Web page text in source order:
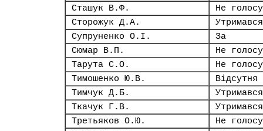
Сташук В.Ф.
Не
Сторожук Д.А.
Утримався
Супруненко О.І.
За
Сюмар В.П.
Не
Тарута С.О.
Не
Тимошенко Ю.В.
Відсутня
Тимчук Д.Б.
Утримався
Ткачук Г.В.
Утримався
Третьяков О.Ю.
Не